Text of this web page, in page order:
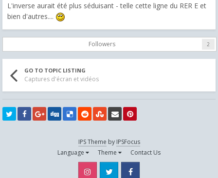
L'inverse aurait été plus séduisant - telle cette ligne du RER E et
bien d'autres....
Followers 2
GO TO TOPIC LISTING
Captures d'écran et vidéos
IPS Theme by IPSFocus
Language
Theme Contact Us
Instagram Twitter